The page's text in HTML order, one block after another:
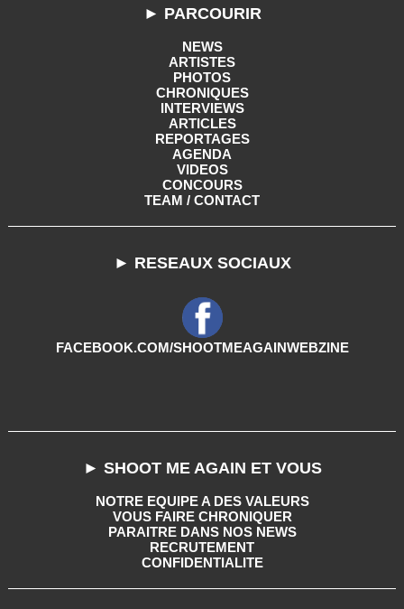
► PARCOURIR
NEWS
ARTISTES
PHOTOS
CHRONIQUES
INTERVIEWS
ARTICLES
REPORTAGES
AGENDA
VIDEOS
CONCOURS
TEAM / CONTACT
► RESEAUX SOCIAUX
FACEBOOK.COM/SHOOTMEAGAINWEBZINE
► SHOOT ME AGAIN ET VOUS
NOTRE EQUIPE A DES VALEURS
VOUS FAIRE CHRONIQUER
PARAITRE DANS NOS NEWS
RECRUTEMENT
CONFIDENTIALITE